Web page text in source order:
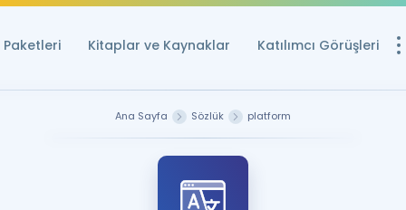
Paketleri Kitaplar ve Kaynaklar Katılımcı Görüşleri
Ana Sayfa Sözlük platform